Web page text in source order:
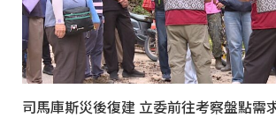
司馬庫斯災後復建 立委前往考察盤點需